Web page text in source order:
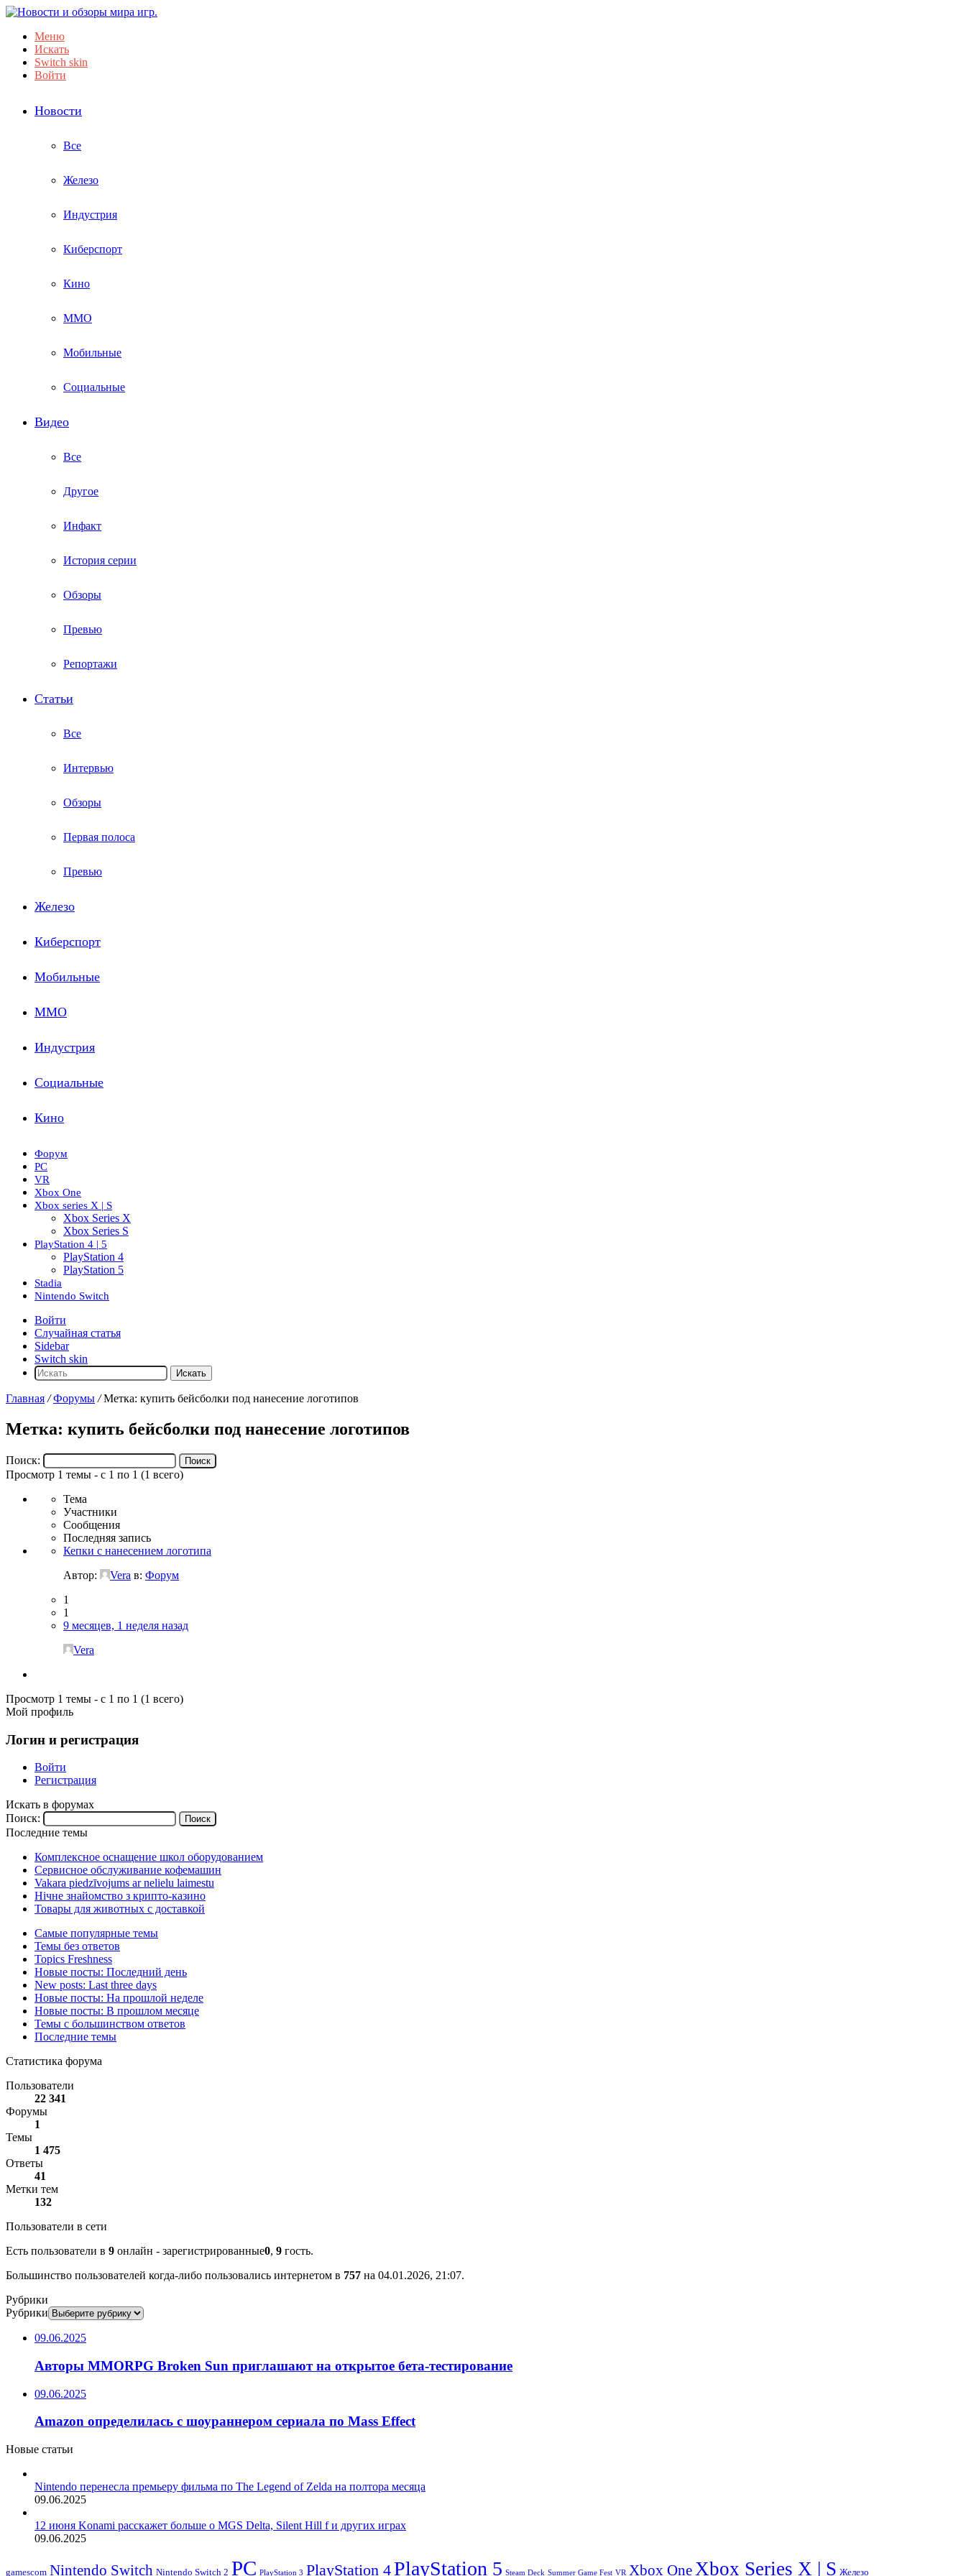
Меню
Искать
Switch skin
Войти
Новости
Все
Железо
Индустрия
Киберспорт
Кино
ММО
Мобильные
Социальные
Видео
Все
Другое
Инфакт
История серии
Обзоры
Превью
Репортажи
Статьи
Все
Интервью
Обзоры
Первая полоса
Превью
Железо
Киберспорт
Мобильные
ММО
Индустрия
Социальные
Кино
Форум
PC
VR
Xbox One
Xbox series X | S
Xbox Series X
Xbox Series S
PlayStation 4 | 5
PlayStation 4
PlayStation 5
Stadia
Nintendo Switch
Войти
Случайная статья
Sidebar
Switch skin
Искать
Главная / Форумы / Метка: купить бейсболки под нанесение логотипов
Метка: купить бейсболки под нанесение логотипов
Поиск:
Просмотр 1 темы - с 1 по 1 (1 всего)
Тема
Участники
Сообщения
Последняя запись
Кепки с нанесением логотипа
Автор:
Vera в: Форум
1
1
9 месяцев, 1 неделя назад
Vera
Просмотр 1 темы - с 1 по 1 (1 всего)
Мой профиль
Логин и регистрация
Войти
Регистрация
Искать в форумах
Поиск:
Последние темы
Комплексное оснащение школ оборудованием
Сервисное обслуживание кофемашин
Vakara piedzīvojums ar nelielu laimestu
Нічне знайомство з крипто-казино
Товары для животных с доставкой
Самые популярные темы
Темы без ответов
Topics Freshness
Новые посты: Последний день
New posts: Last three days
Новые посты: На прошлой неделе
Новые посты: В прошлом месяце
Темы с большинством ответов
Последние темы
Статистика форума
Пользователи
22 341
Форумы
1
Темы
1 475
Ответы
41
Метки тем
132
Пользователи в сети
Есть пользователи в 9 онлайн - зарегистрированные0, 9 гость.
Большинство пользователей когда-либо пользовались интернетом в 757 на 04.01.2026, 21:07.
Рубрики
Рубрики
09.06.2025
Авторы MMORPG Broken Sun приглашают на открытое бета-тестирование
09.06.2025
Amazon определилась с шоураннером сериала по Mass Effect
Новые статьи
Nintendo перенесла премьеру фильма по The Legend of Zelda на полтора месяца
09.06.2025
12 июня Konami расскажет больше о MGS Delta, Silent Hill f и других играх
09.06.2025
gamescom Nintendo Switch Nintendo Switch 2 PC PlayStation 3 PlayStation 4PlayStation 5 Steam Deck Summer Game Fest VR Xbox OneXbox Series X | S Железо